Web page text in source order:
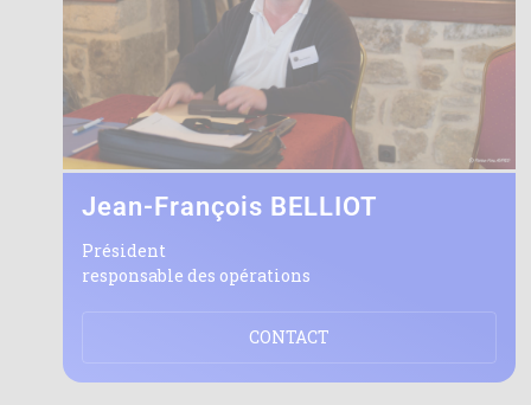
Jean-François BELLIOT
Président
responsable des opérations
CONTACT